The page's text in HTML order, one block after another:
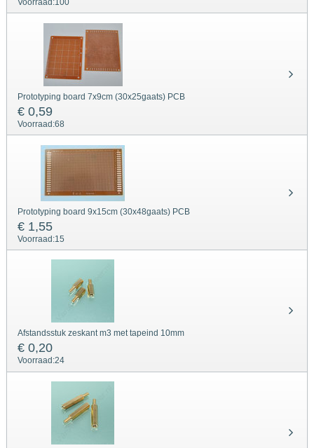
Voorraad:100
Prototyping board 7x9cm (30x25gaats) PCB
€ 0,59
Voorraad:68
Prototyping board 9x15cm (30x48gaats) PCB
€ 1,55
Voorraad:15
Afstandsstuk zeskant m3 met tapeind 10mm
€ 0,20
Voorraad:24